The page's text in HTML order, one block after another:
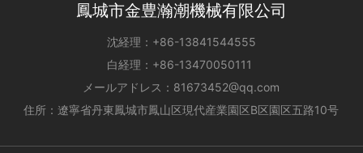
鳳城市金豊瀚潮機械有限公司
沈経理： +86-13841544555
白経理： +86-13470050111
メールアドレス： 81673452@qq.com
住所：遼寧省丹東鳳城市鳳山区現代産業園区B区園区五路10号